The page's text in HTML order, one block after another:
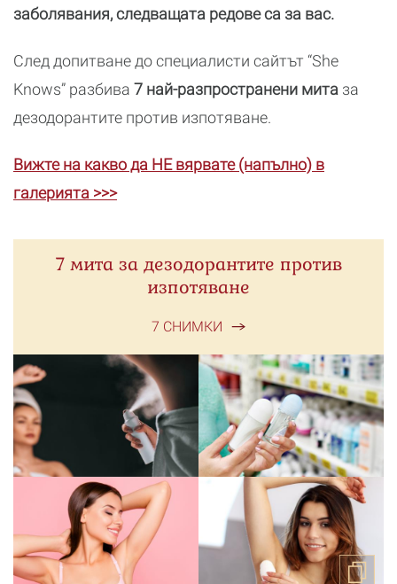
заболявания, следващата редове са за вас.
След допитване до специалисти сайтът “She
Knows” разбива 7 най-разпространени мита за
дезодорантите против изпотяване.
Вижте на какво да НЕ вярвате (напълно) в
галерията >>>
7 мита за дезодорантите против
изпотяване
7 СНИМКИ